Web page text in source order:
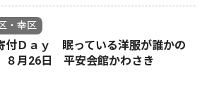
・幸区
付Ｄａｙ 眠っている洋服が誰かの
月26日 平安会館かわさき